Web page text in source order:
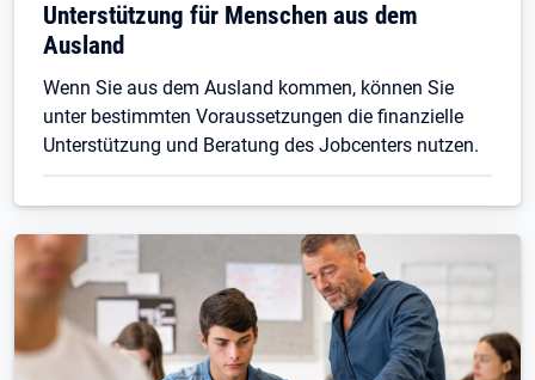
Unterstützung für Menschen aus dem
Ausland
Wenn Sie aus dem Ausland kommen, können Sie
unter bestimmten Voraussetzungen die finanzielle
Unterstützung und Beratung des Jobcenters nutzen.